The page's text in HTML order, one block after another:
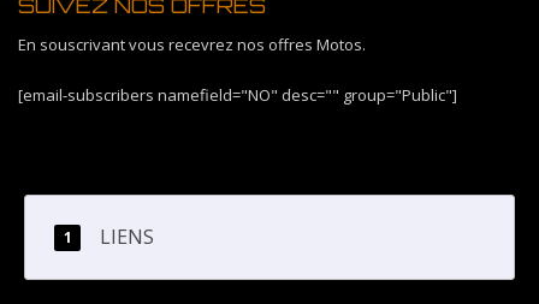
SUIVEZ NOS OFFRES
En souscrivant vous recevrez nos offres Motos.
[email-subscribers namefield="NO" desc="" group="Public"]
LIENS